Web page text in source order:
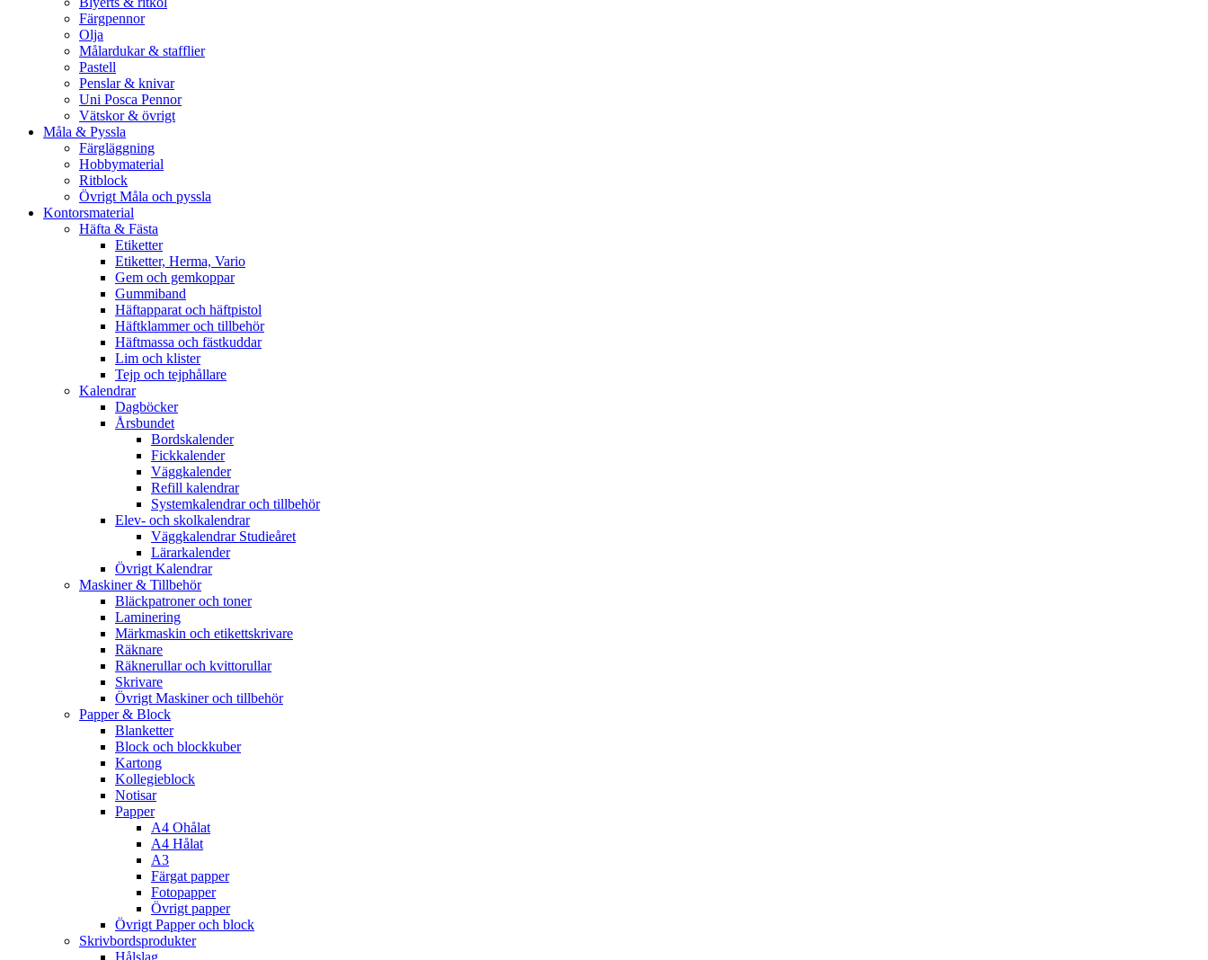
Färgpennor
Olja
Målardukar & stafflier
Pastell
Penslar & knivar
Uni Posca Pennor
Vätskor & övrigt
Måla & Pyssla
Färgläggning
Hobbymaterial
Ritblock
Övrigt Måla och pyssla
Kontorsmaterial
Häfta & Fästa
Etiketter
Etiketter, Herma, Vario
Gem och gemkoppar
Gummiband
Häftapparat och häftpistol
Häftklammer och tillbehör
Häftmassa och fästkuddar
Lim och klister
Tejp och tejphållare
Kalendrar
Dagböcker
Årsbundet
Bordskalender
Fickkalender
Väggkalender
Refill kalendrar
Systemkalendrar och tillbehör
Elev- och skolkalendrar
Väggkalendrar Studieåret
Lärarkalender
Övrigt Kalendrar
Maskiner & Tillbehör
Bläckpatroner och toner
Laminering
Märkmaskin och etikettskrivare
Räknare
Räknerullar och kvittorullar
Skrivare
Övrigt Maskiner och tillbehör
Papper & Block
Blanketter
Block och blockkuber
Kartong
Kollegieblock
Notisar
Papper
A4 Ohålat
A4 Hålat
A3
Färgat papper
Fotopapper
Övrigt papper
Övrigt Papper och block
Skrivbordsprodukter
Hålslag